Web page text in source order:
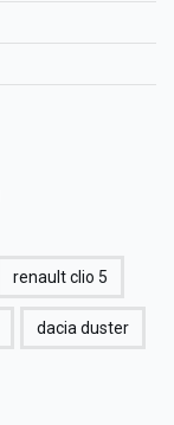
renault clio 5
dacia duster